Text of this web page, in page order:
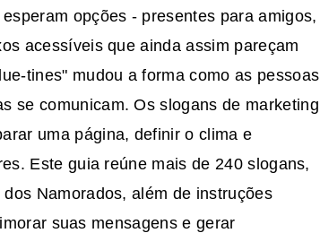
opções - presentes para amigos,
acessíveis que ainda assim pareçam
tines" mudou a forma como as pessoas
se comunicam. Osslogans de marketing
uma página, definir o clima e
Este guia reúne mais de 240 slogans,
Namorados, além de instruções
suas mensagens e gerar